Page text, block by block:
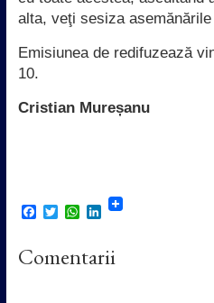
alta, veţi sesiza
Emisiunea de redifuzează
10.
Cristian Mureșanu
F
e
b
T
t
t
W
t
s
L
k
e
Comentarii